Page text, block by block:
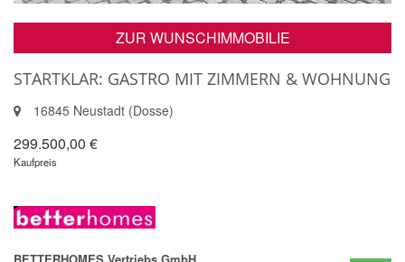
ZUR WUNSCHIMMOBILIE
STARTKLAR: GASTRO MIT ZIMMERN & WOHNUNG
16845 Neustadt (Dosse)
299.500,00 €
Kaufpreis